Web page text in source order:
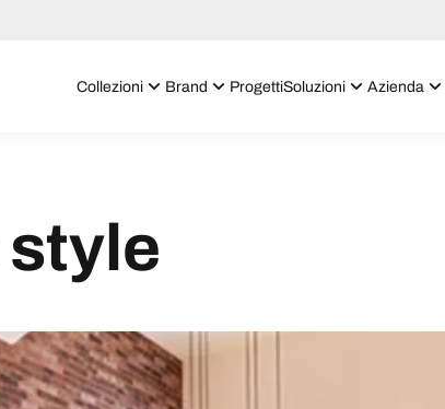
Collezioni Brand ProgettiSoluzioni Azienda